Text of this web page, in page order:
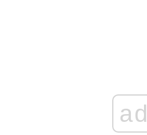
ad